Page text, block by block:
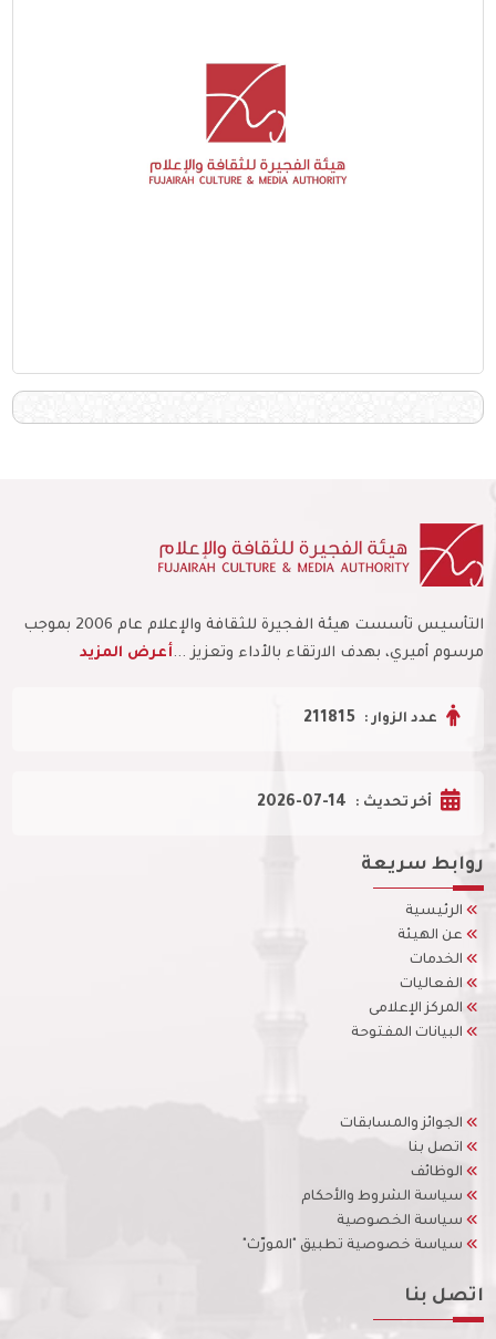
التأسيس تأسست هيئة الفجيرة للثقافة والإعلام عام 2006 بموجب
مرسوم أميري، بهدف الارتقاء بالأداء وتعزيز ...أعرض المزيد
عدد الزوار : 211815
أخر تحديث : 2026-07-14
روابط سريعة
الرئيسية
عن الهيئة
الخدمات
الفعاليات
المركز الإعلامى
البيانات المفتوحة
الجوائز والمسابقات
اتصل بنا
الوظائف
سياسة الشروط والأحكام
سياسة الخصوصية
سياسة خصوصية تطبيق "المورّث"
اتصل بنا